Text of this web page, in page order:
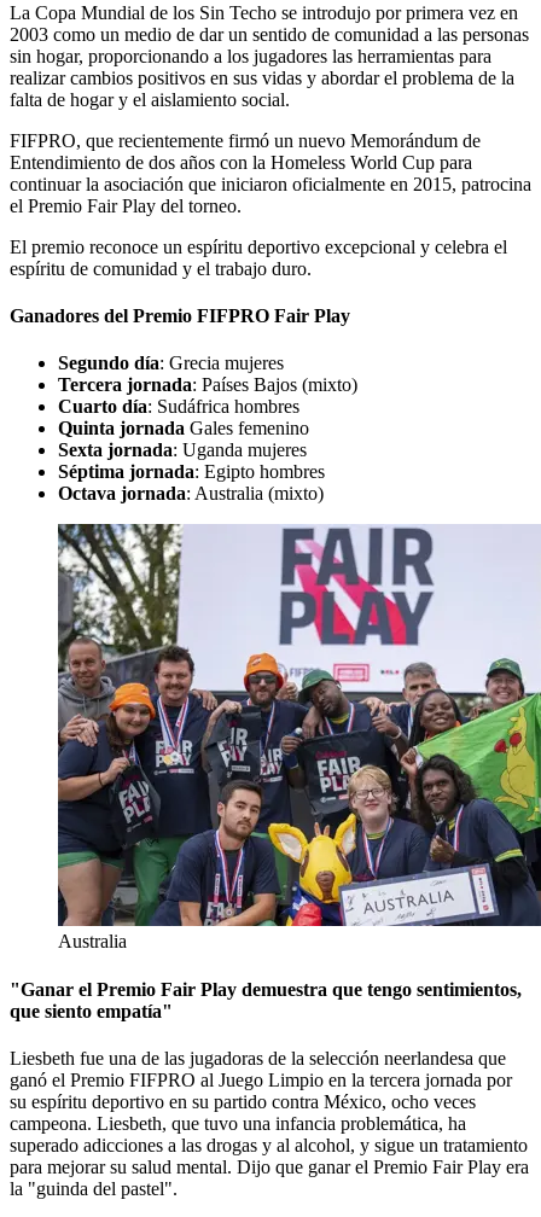
La Copa Mundial de los Sin Techo se introdujo por primera vez en
2003 como un medio de dar un sentido de comunidad a las personas
sin hogar, proporcionando a los jugadores las herramientas para
realizar cambios positivos en sus vidas y abordar el problema de la
falta de hogar y el aislamiento social.
FIFPRO, que recientemente firmó un nuevo Memorándum de
Entendimiento de dos años con la Homeless World Cup para
continuar la asociación que iniciaron oficialmente en 2015, patrocina
el Premio Fair Play del torneo.
El premio reconoce un espíritu deportivo excepcional y celebra el
espíritu de comunidad y el trabajo duro.
Ganadores del Premio FIFPRO Fair Play
Segundo día: Grecia mujeres
Tercera jornada: Países Bajos (mixto)
Cuarto día: Sudáfrica hombres
Quinta jornada Gales femenino
Sexta jornada: Uganda mujeres
Séptima jornada: Egipto hombres
Octava jornada: Australia (mixto)
Australia
"Ganar el Premio Fair Play demuestra que tengo sentimientos,
que siento empatía"
Liesbeth fue una de las jugadoras de la selección neerlandesa que
ganó el Premio FIFPRO al Juego Limpio en la tercera jornada por
su espíritu deportivo en su partido contra México, ocho veces
campeona. Liesbeth, que tuvo una infancia problemática, ha
superado adicciones a las drogas y al alcohol, y sigue un tratamiento
para mejorar su salud mental. Dijo que ganar el Premio Fair Play era
la "guinda del pastel".